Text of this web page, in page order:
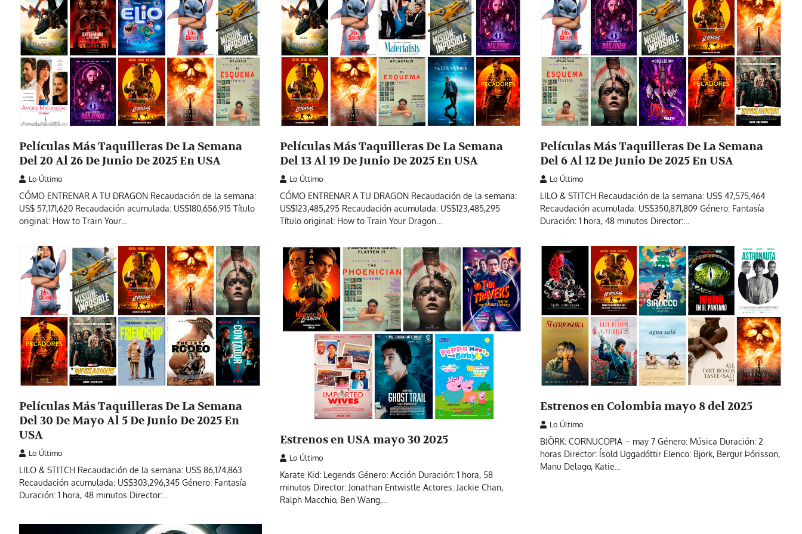
Películas Más Taquilleras De La Semana
Del 20 Al 26 De Junio De 2025 En USA
Lo Último
CÓMO ENTRENAR A TU DRAGON Recaudación de la semana:
US$ 57,171,620 Recaudación acumulada: US$180,656,915 Título
original: How to Train Your…
Películas Más Taquilleras De La Semana
Del 13 Al 19 De Junio De 2025 En USA
Lo Último
CÓMO ENTRENAR A TU DRAGON Recaudación de la semana:
US$123,485,295 Recaudación acumulada: US$123,485,295
Título original: How to Train Your Dragon…
Películas Más Taquilleras De La Semana
Del 6 Al 12 De Junio De 2025 En USA
Lo Último
LILO & STITCH Recaudación de la semana: US$ 47,575,464
Recaudación acumulada: US$350,871,809 Género: Fantasía
Duración: 1 hora, 48 minutos Director:…
Películas Más Taquilleras De La Semana
Del 30 De Mayo Al 5 De Junio De 2025 En
USA
Lo Último
LILO & STITCH Recaudación de la semana: US$ 86,174,863
Recaudación acumulada: US$303,296,345 Género: Fantasía
Duración: 1 hora, 48 minutos Director:…
Estrenos en USA mayo 30 2025
Lo Último
Karate Kid: Legends Género: Acción Duración: 1 hora, 58
minutos Director: Jonathan Entwistle Actores: Jackie Chan,
Ralph Macchio, Ben Wang,…
Estrenos en Colombia mayo 8 del 2025
Lo Último
BJÖRK: CORNUCOPIA – may 7 Género: Música Duración: 2
horas Director: Ísold Uggadóttir Elenco: Björk, Bergur Þórisson,
Manu Delago, Katie…